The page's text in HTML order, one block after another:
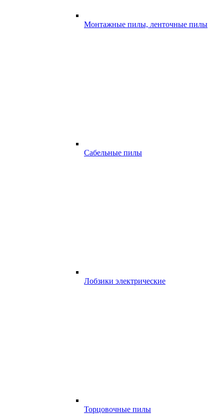
Монтажные пилы, ленточные пилы
Сабельные пилы
Лобзики электрические
Торцовочные пилы